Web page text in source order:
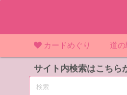
ツ
カードめぐり
マンホールカード マン
IKEカード
道
道の
サイト内検索はこちら